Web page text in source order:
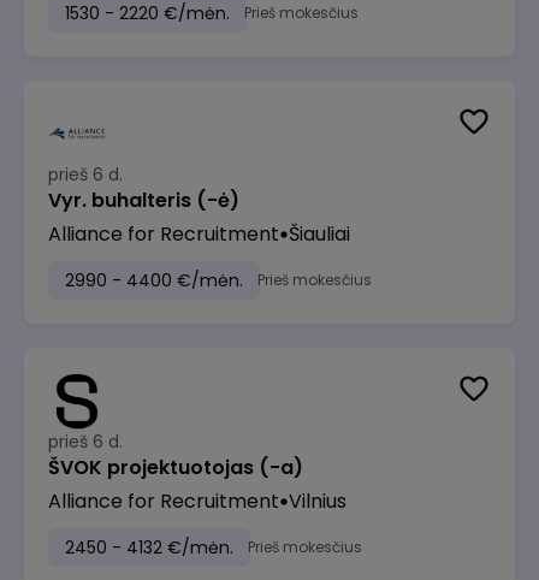
1530 - 2220 €/mėn. Prieš mokesčius
prieš 6 d.
Vyr. buhalteris (-ė)
Alliance for Recruitment Šiauliai
2990 - 4400 €/mėn. Prieš mokesčius
prieš 6 d.
ŠVOK projektuotojas (-a)
Alliance for Recruitment Vilnius
2450 - 4132 €/mėn. Prieš mokesčius